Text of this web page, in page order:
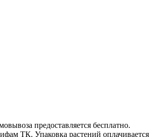
предоставляется бесплатно.
ТК. Упаковка растений оплачивается